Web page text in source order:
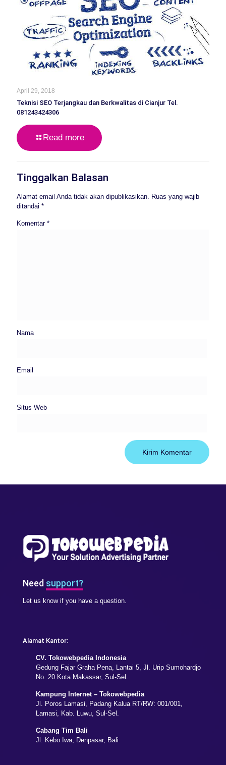
April 29, 2018
Teknisi SEO Terjangkau dan Berkwalitas di Cianjur Tel.
081243424306
Read more
Tinggalkan Balasan
Alamat email Anda tidak akan dipublikasikan. Ruas yang wajib
ditandai *
Komentar *
Nama
Email
Situs Web
Need support?
Let us know if you have a question.
Alamat Kantor:
CV. Tokowebpedia Indonesia
Gedung Fajar Graha Pena, Lantai 5, Jl. Urip Sumohardjo
No. 20 Kota Makassar, Sul-Sel.
Kampung Internet – Tokowebpedia
Jl. Poros Lamasi, Padang Kalua RT/RW: 001/001,
Lamasi, Kab. Luwu, Sul-Sel.
Cabang Tim Bali
Jl. Kebo Iwa, Denpasar, Bali